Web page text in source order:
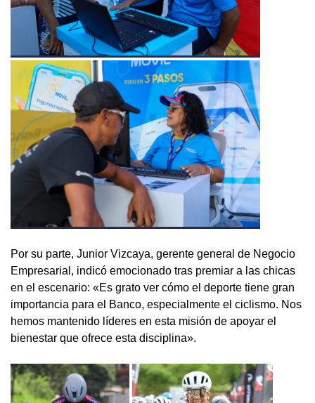
Por su parte, Junior Vizcaya, gerente general de Negocio
Empresarial, indicó emocionado tras premiar a las chicas
en el escenario: «Es grato ver cómo el deporte tiene gran
importancia para el Banco, especialmente el ciclismo. Nos
hemos mantenido líderes en esta misión de apoyar el
bienestar que ofrece esta disciplina».